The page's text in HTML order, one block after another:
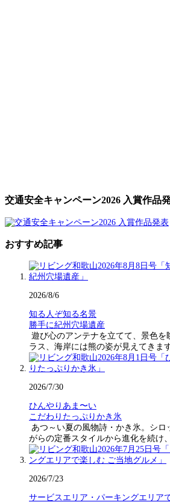
交通安全キャンペーン2026 入賞作品
おすすめ記事
2026/8/6
知る人ぞ知る名景
勝手に紀州穴場遺産
遊び心のアンテナを立てて、景色を
ラス、海岸には熊の姿が見えてきま
2026/7/30
ひんやりあま〜い
こだわりたっぷりかき氷
あつ～い夏の風物詩・かき氷。シロ
がらの定番スタイルから進化を続け
2026/7/23
サービスエリア・パーキングエリア